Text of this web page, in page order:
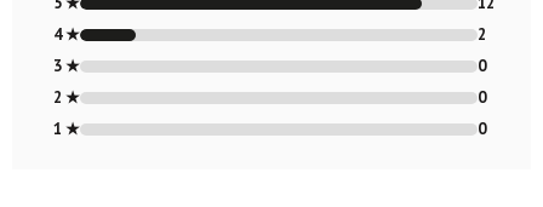
4 ★
2
3 ★
0
2 ★
0
1 ★
0